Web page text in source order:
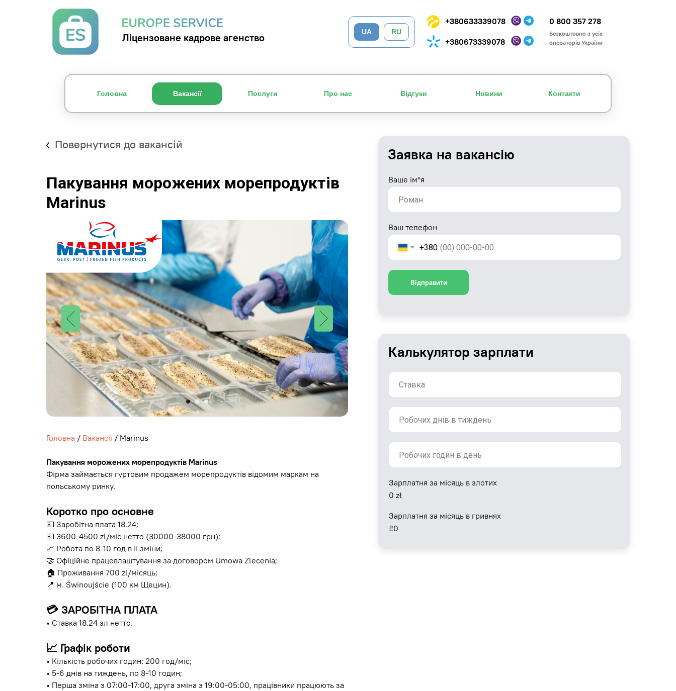
Ліцензоване кадрове агенство
Головна Послуги Контакти
Новини
Відгуки
Про нас
Вакансії
UA RU
+380633339078
+380673339078
0 800 357 278
Безкоштовно з усіх
операторів України
Зарплатня за місяць в злотих
0 zł
Зарплатня за місяць в гривнях
₴0
Калькулятор зарплати
Повернутися до вакансій
Ваше ім*я
Ваш телефон
+380
Відправити
Заявка на вакансію
Пакування морожених морепродуктів
Marinus
Головна / Вакансії/ Marinus
Пакування морожених морепродуктів Marinus
Фірма займається гуртовим продажем морепродуктів відомим маркам на
польському ринку.
Коротко про основне
💵 Заробітна плата 18.24;
💵 3600-4500 zl/міс нетто (30000-38000 грн);
📈 Робота по 8-10 год в ІІ зміни;
🤝 Офіційне працевлаштування за договором Umowa Zlecenia;
🏠 Проживання 700 zl/місяць;
📍 м. Świnoujście (100 км Щецин).
💳 ЗАРОБІТНА ПЛАТА
• Ставка 18.24 зл нетто.
📈 Графік роботи
• Кількість робочих годин: 200 год/міс;
• 5-6 днів на тиждень, по 8-10 годин;
• Перша зміна з 07:00-17:00, друга зміна з 19:00-05:00, працівники працюють за